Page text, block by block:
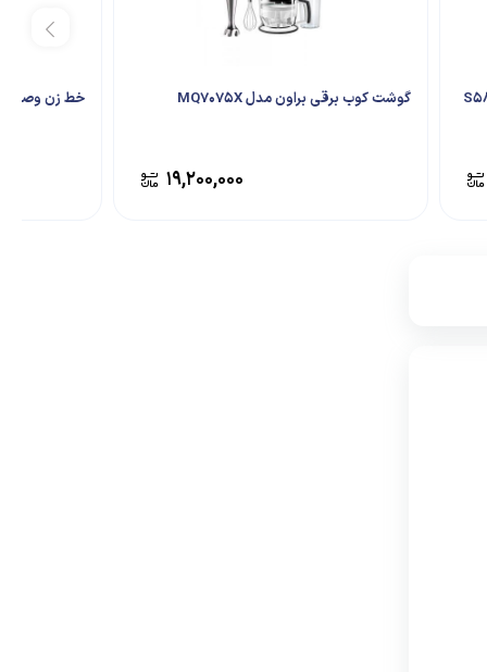
گوشت کوب برقی براون مدل MQ7075X
۱۹,۲۰۰,۰۰۰
خط زن وصفرزن